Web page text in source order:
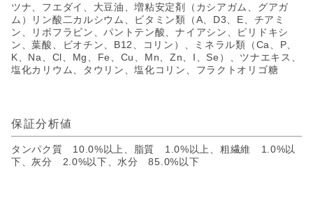
ツナ、フエダイ、大豆油、増粘安定剤（カシアガム、グアガ
ム）リン酸二カルシウム、ビタミン類（A、D3、E、チアミ
ン、リボフラビン、パントテン酸、ナイアシン、ピリドキシ
ン、葉酸、ビオチン、B12、コリン）、ミネラル類（Ca、P、
K、Na、Cl、Mg、Fe、Cu、Mn、Zn、I、Se）、ツナエキス、
塩化カリウム、タウリン、塩化コリン、フラクトオリゴ糖
保証分析値
タンパク質 10.0%以上、脂質 1.0%以上、粗繊維 1.0%以
下、灰分 2.0%以下、水分 85.0%以下